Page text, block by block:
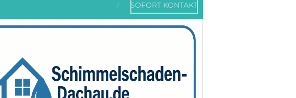
SOFORT KONTAKT